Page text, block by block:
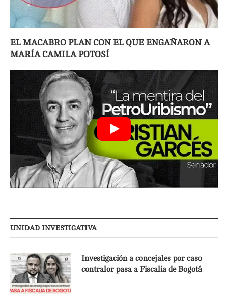
EL MACABRO PLAN CON EL QUE ENGAÑARON A
MARÍA CAMILA POTOSÍ
UNIDAD INVESTIGATIVA
Investigación a concejales por caso
contralor pasa a Fiscalía de Bogotá